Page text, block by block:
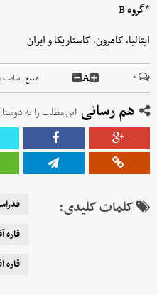
*گروه B
ایتالیا، کامرون، کاستاریکا و ایران
۰ A منبع :سایت
هم رسانی این مطلب را به
کلمات کلیدی:
قاره
قاره